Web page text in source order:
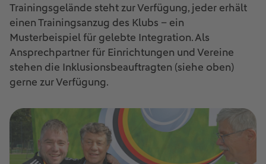
Trainingsgelände steht zur Verfügung, jeder erhält
einen Trainingsanzug des Klubs – ein
Musterbeispiel für gelebte Integration. Als
Ansprechpartner für Einrichtungen und Vereine
stehen die Inklusionsbeauftragten (siehe oben)
gerne zur Verfügung.